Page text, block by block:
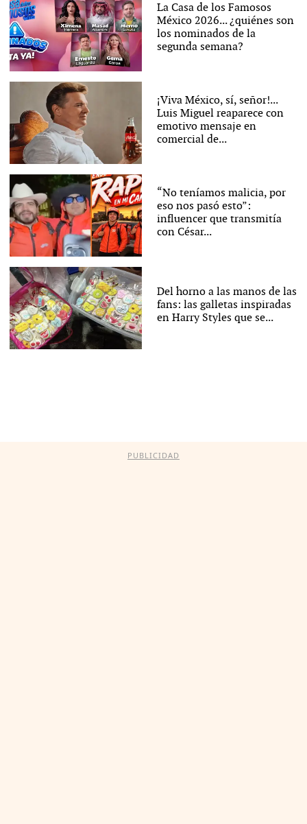
La Casa de los Famosos
México 2026... ¿quiénes son
los nominados de la
segunda semana?
¡Viva México, sí, señor!...
Luis Miguel reaparece con
emotivo mensaje en
comercial de...
“No teníamos malicia, por
eso nos pasó esto”:
influencer que transmitía
con César...
Del horno a las manos de las
fans: las galletas inspiradas
en Harry Styles que se...
PUBLICIDAD